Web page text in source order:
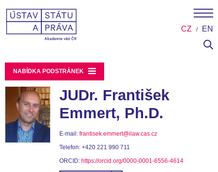
CZ EN
NABÍDKA PODSTRÁNEK
JUDr. František
Emmert, Ph.D.
E-mail: frantisek.emmert@ilaw.cas.cz
Telefon: +420 221 990 711
ORCID: https://orcid.org/0000-0001-6556-4614